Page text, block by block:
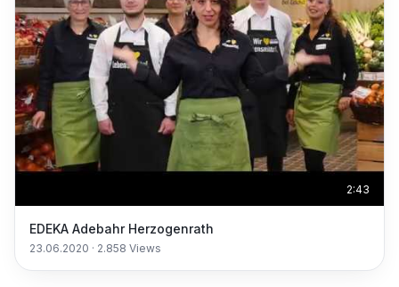
2:43
EDEKA Adebahr Herzogenrath
23.06.2020 · 2.858 Views